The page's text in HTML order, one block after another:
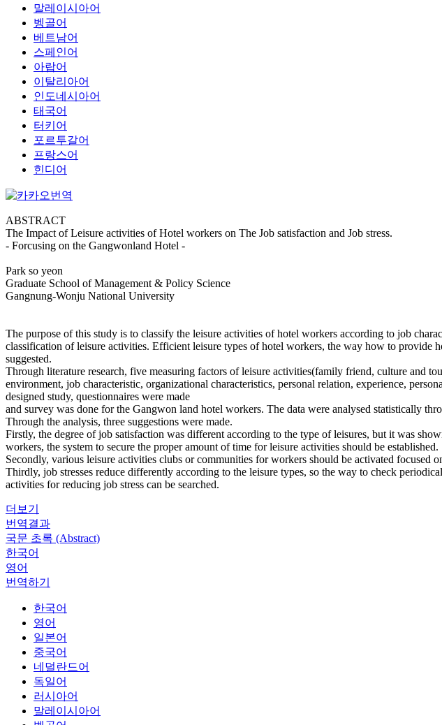
말레이시아어
벵골어
베트남어
스페인어
아랍어
이탈리아어
인도네시아어
태국어
터키어
포르투갈어
프랑스어
힌디어
ABSTRACT
The Impact of Leisure activities of Hotel workers on The Job satisfaction and Job stress.
- Forcusing on the Gangwonland Hotel -
Park so yeon
Graduate School of Management & Policy Science
Gangnung-Wonju National University
The purpose of this study is to classify the leisure activities of hotel workers according to job
classification of leisure activities. Efficient leisure types of hotel workers, the way how to provide
suggested.
Through literature research, five measuring factors of leisure activities(family friend, culture and
environment, job characteristic, organizational characteristics, personal relation, experience,
designed study, questionnaires were made
and survey was done for the Gangwon land hotel workers. The data were analysed statistically
Through the analysis, three suggestions were made.
Firstly, the degree of job satisfaction was different according to the type of leisures, but it was
workers, the system to secure the proper amount of time for leisure activities should be established.
Secondly, various leisure activities clubs or communities for workers should be activated focused
Thirdly, job stresses reduce differently according to the leisure types, so the way to check
activities for reducing job stress can be searched.
더보기
번역결과
국문 초록 (Abstract)
한국어
영어
번역하기
한국어
영어
일본어
중국어
네덜란드어
독일어
러시아어
말레이시아어